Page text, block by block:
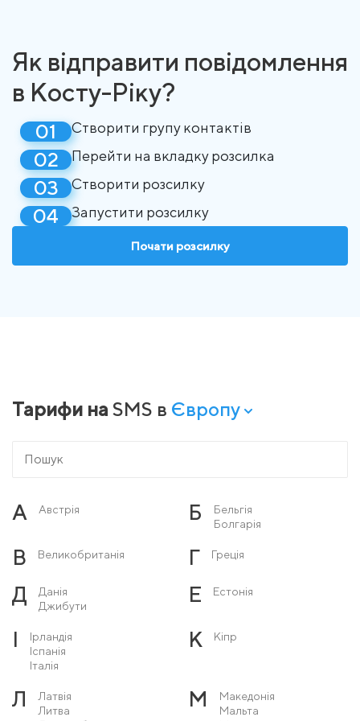
Як відправити повідомлення
в Косту-Ріку?
Створити групу контактів
Перейти на вкладку розсилка
Створити розсилку
Запустити розсилку
Почати розсилку
Тарифи на SMS в Європу
А Австрія Б
Бельгія
Болгарія
В Великобританія Г Греція
Д
Данія
Джибути
Е Естонія
І
Ірландія
Іспанія
Італія
К Кіпр
Л
Латвія
Литва
М
Македонія
Мальта